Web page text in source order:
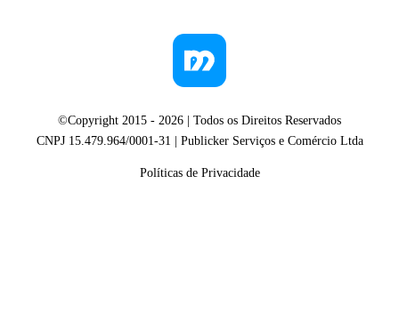
©Copyright 2015 - 2026 | Todos os Direitos Reservados
CNPJ 15.479.964/0001-31 | Publicker Serviços e Comércio Ltda
Políticas de Privacidade